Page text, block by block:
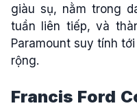
giàu sụ, nằm trong
tuần liên tiếp, và
Paramount suy tính
rộng.
Francis Ford